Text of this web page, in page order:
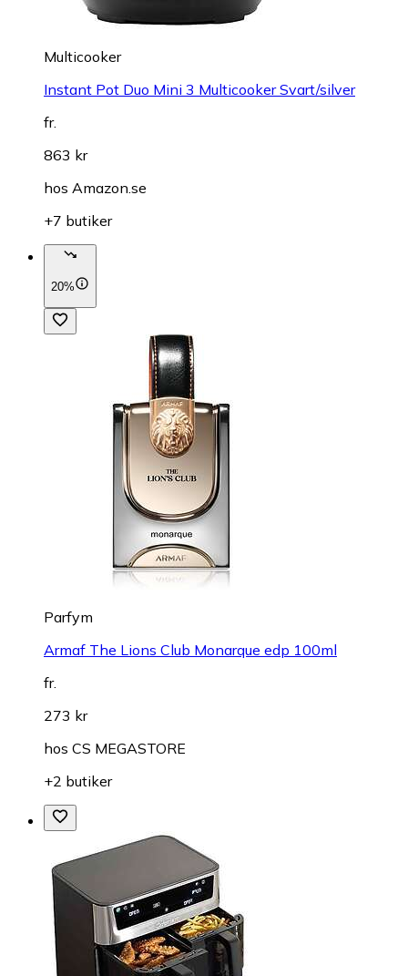
Multicooker
Instant Pot Duo Mini 3 Multicooker Svart/silver
fr.
863 kr
hos Amazon.se
+7 butiker
20%
Parfym
Armaf The Lions Club Monarque edp 100ml
fr.
273 kr
hos CS MEGASTORE
+2 butiker